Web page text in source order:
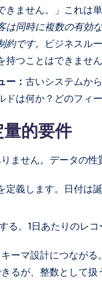
きません。」これは
は同時に複数の有効
です。
ビジネスル
持つことはできませ
ー： 古いシステムか
ドは何か？どのフィ
的要件
ません。データの
定義します。日付は
る。1日あたりのレ
ーマ設計につなが
るが、整数として